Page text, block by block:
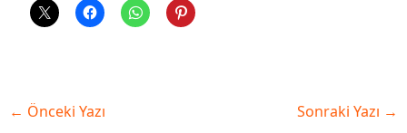
← Önceki Yazı Sonraki Yazı →